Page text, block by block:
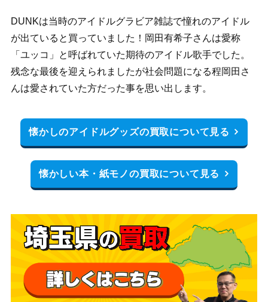
DUNKは当時のアイドルグラビア雑誌で憧れのアイドル
が出ていると買っていました！岡田有希子さんは愛称
「ユッコ」と呼ばれていた期待のアイドル歌手でした。
残念な最後を迎えられましたが社会問題になる程岡田さ
んは愛されていた方だった事を思い出します。
懐かしのアイドルグッズの買取について見る
懐かしい本・紙モノの買取について見る